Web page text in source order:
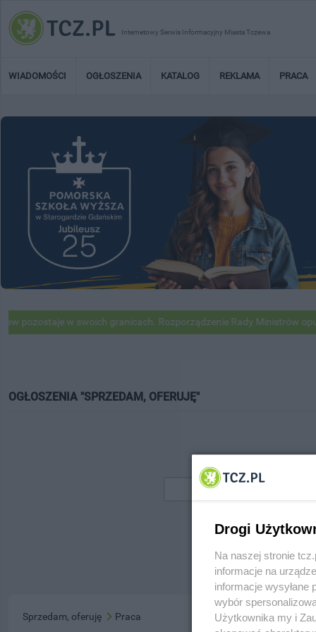
Internetowy Serwis Informacyjny Miasta Tczewa
WIADOMOŚCI OGŁOSZENIA KATALOG REKLAMA PRACA
pozostaje w swoich granicach. Rozporządzenie Rady Ministrów
OGŁOSZENIA "SPRZEDAM, OFERUJĘ"
Sprzedam, oferuję Praca
Drogi
Na naszej stronie
informacje na
informacje wysyłane
wybór
Użytkownika my i